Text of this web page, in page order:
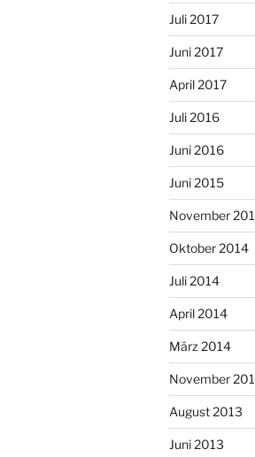
Juli 2017
Juni 2017
April 2017
Juli 2016
Juni 2016
Juni 2015
November
Oktober 2014
Juli 2014
April 2014
März 2014
November
August 2013
Juni 2013